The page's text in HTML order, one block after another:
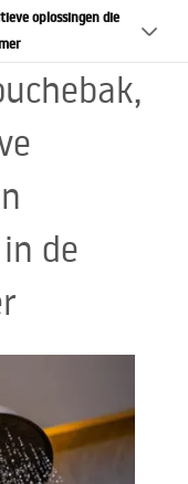
oplossingen die
de